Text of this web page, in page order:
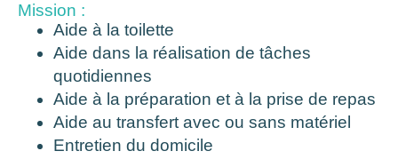
Mission :
Aide à la toilette
Aide dans la réalisation de tâches
quotidiennes
Aide à la préparation et à la prise de repas
Aide au transfert avec ou sans matériel
Entretien du domicile